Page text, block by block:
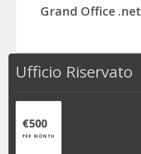
Grand Office .net
Ufficio Riservato
€500
PER MONTH